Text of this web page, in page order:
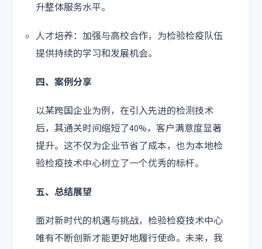
升整体服务水平。
人才培养：加强与高校合作，为检验检疫队伍
提供持续的学习和发展机会。
四、案例分享
以某跨国企业为例，在引入先进的检测技术
后，其通关时间缩短了40%，客户满意度显著
提升。这不仅为企业节省了成本，也为本地检
验检疫技术中心树立了一个优秀的标杆。
五、总结展望
面对新时代的机遇与挑战，检验检疫技术中心
唯有不断创新才能更好地履行使命。未来，我